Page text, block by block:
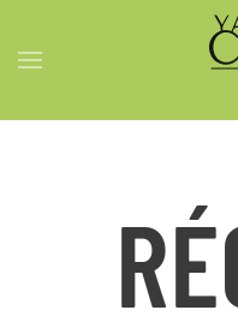
Skip to main content